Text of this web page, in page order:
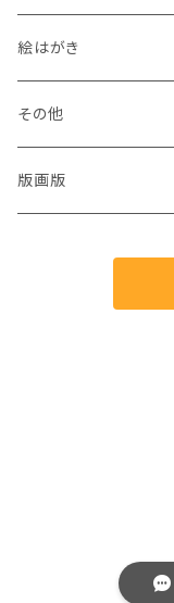
絵はがき
犬
猫
その他
版画版